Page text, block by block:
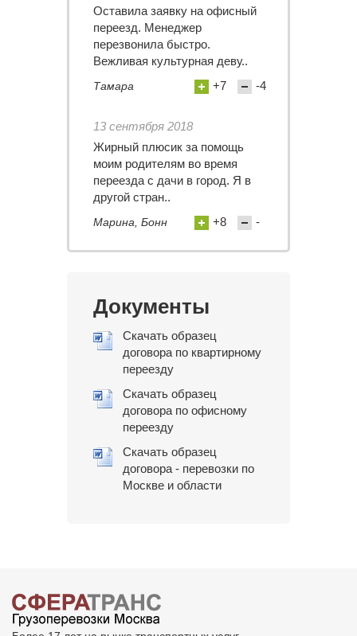
Оставила заявку на офисный
переезд. Менеджер
перезвонила быстро.
Вежливая культурная деву..
Тамара +7 -4
13 сентября 2018
Жирный плюсик за помощь
моим родителям во время
переезда с дачи в город. Я в
другой стран..
Марина, Бонн +8 -
Документы
Скачать образец
договора по квартирному
переезду
Скачать образец
договора по офисному
переезду
Скачать образец
договора - перевозки по
Москве и области